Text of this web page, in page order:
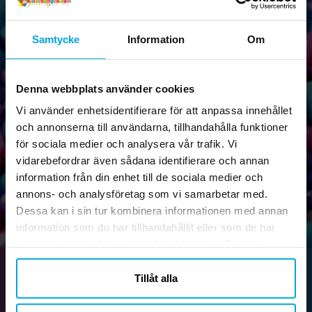
Samtycke Information Om
Denna webbplats använder cookies
Vi använder enhetsidentifierare för att anpassa innehållet
och annonserna till användarna, tillhandahålla funktioner
för sociala medier och analysera vår trafik. Vi
vidarebefordrar även sådana identifierare och annan
information från din enhet till de sociala medier och
annons- och analysföretag som vi samarbetar med.
Dessa kan i sin tur kombinera informationen med annan
information som du har tillhandahållit eller som de har
närsomhelst ändra ditt samtycke.
Tillåt alla
Nyhetsbrev!
Prenumerera på vårt nyhetsbrev och ta del av roliga tips,
Skicka